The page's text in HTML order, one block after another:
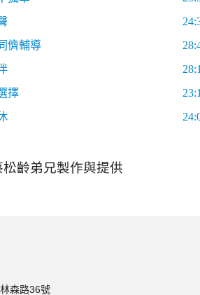
儕輔導
擇
松齡弟兄製作與提供
森路36號